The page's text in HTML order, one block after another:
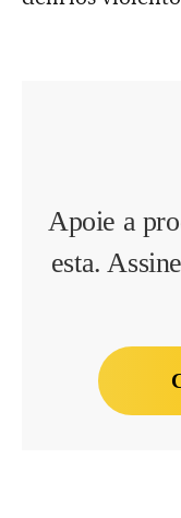
Apoie a
esta.